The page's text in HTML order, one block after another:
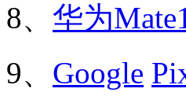
8、 华为
9、 Google